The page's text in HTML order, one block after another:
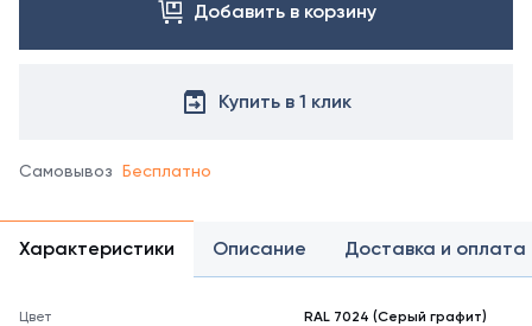
цветов
RAL
Добавить в корзину
Купить в 1 клик
Самовывоз Бесплатно
Характеристики Описание Доставка и оплата
Цвет RAL 7024 (Серый графит)